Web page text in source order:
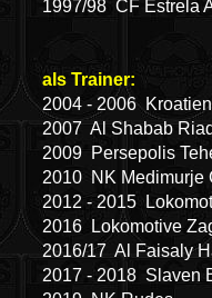
1997/98 CF Estrela
als Trainer:
2004 - 2006
2007 Al Shabab
2009 Persepolis
2010 NK Medimurje
2012 - 2015
2016 Lokomotive
2016/17 Al Faisaly
2017 - 2018 Slaven